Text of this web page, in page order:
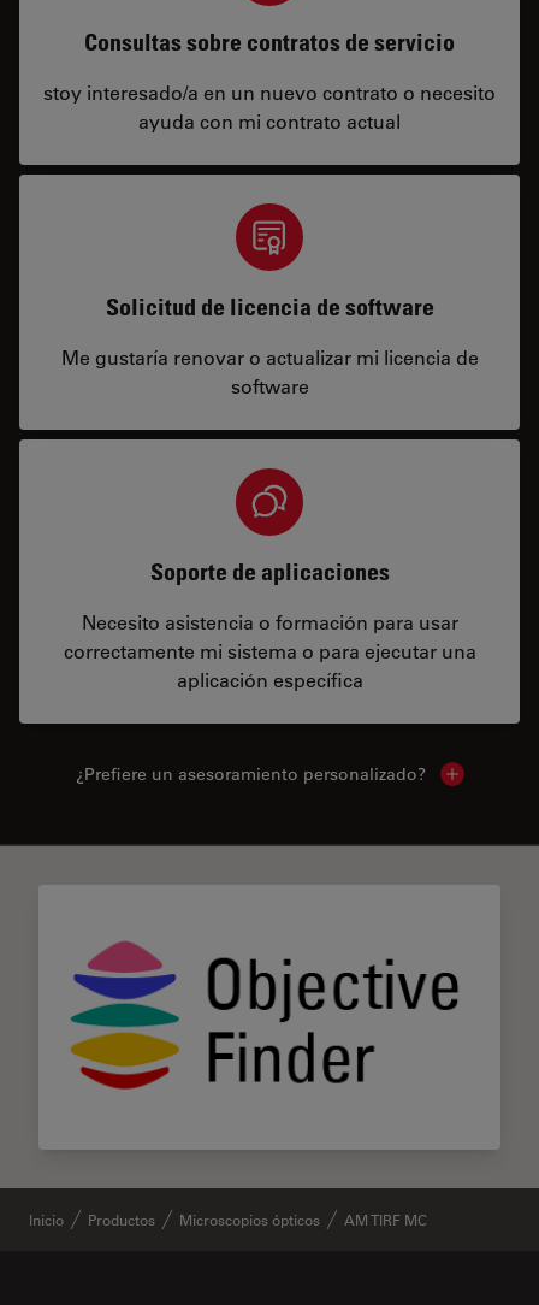
Consultas sobre contratos de servicio
stoy interesado/a en un nuevo contrato o necesito
ayuda con mi contrato actual
Solicitud de licencia de software
Me gustaría renovar o actualizar mi licencia de
software
Soporte de aplicaciones
Necesito asistencia o formación para usar
correctamente mi sistema o para ejecutar una
aplicación específica
¿Prefiere un asesoramiento personalizado? Show local
Inicio Productos Microscopios ópticos AM TIRF MC